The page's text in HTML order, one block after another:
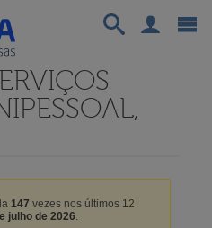
147 vezes nos últimos 12
julho de 2026.